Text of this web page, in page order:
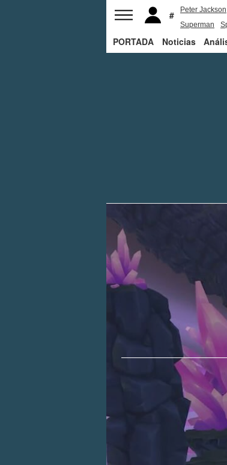
Peter Jackson
Superman
PORTADA Noticias